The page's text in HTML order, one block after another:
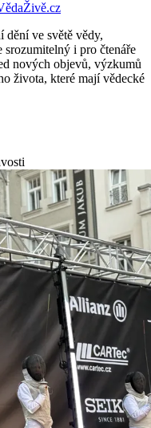
ve světě vědy,
i pro čtenáře
nových objevů, výzkumů
života, které mají vědecké